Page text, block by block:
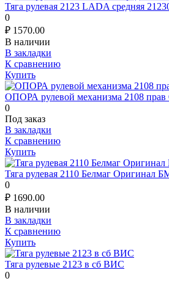
Тяга рулевая 2123 LADA средняя
0
₽ 1570.00
В наличии
В закладки
К сравнению
Купить
ОПОРА рулевой механизма 2108
0
Под заказ
В закладки
К сравнению
Купить
Тяга рулевая 2110 Белмаг Оригинал
0
₽ 1690.00
В наличии
В закладки
К сравнению
Купить
Тяга рулевые 2123 в сб ВИС
0